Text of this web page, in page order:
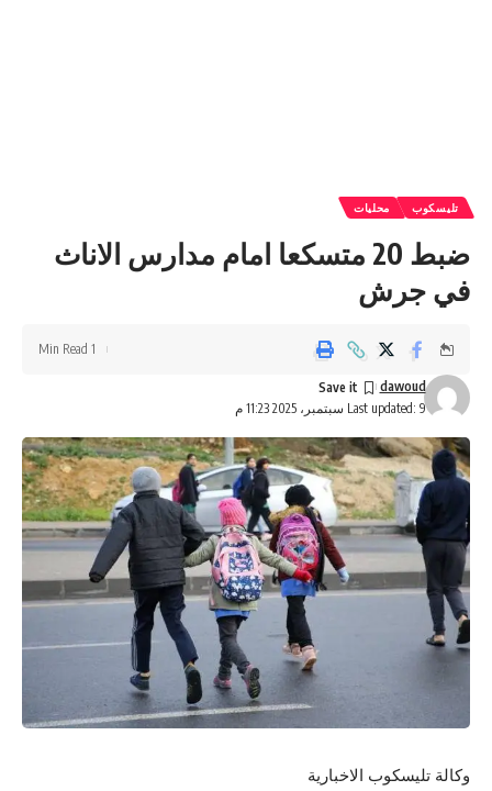
تليسكوب محليات
ضبط 20 متسكعا امام مدارس الاناث
في جرش
Last updated: 9 سبتمبر، 2025 11:23 م
dawoud
1 Min Read
وكالة تليسكوب الاخبارية